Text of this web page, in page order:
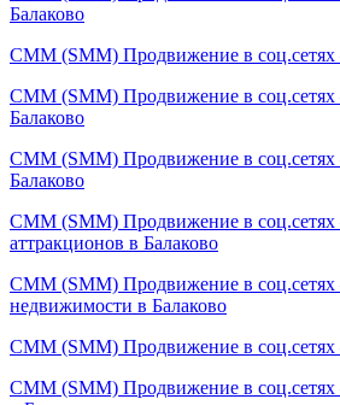
Балаково
СММ (SMM) Продвижение в
СММ (SMM) Продвижение в соц.сетях
Балаково
СММ (SMM) Продвижение в
Балаково
СММ (SMM) Продвижение в
аттракционов в Балаково
СММ (SMM) Продвижение в
недвижимости в Балаково
СММ (SMM) Продвижение в соц.сетях
СММ (SMM) Продвижение в соц.сетях